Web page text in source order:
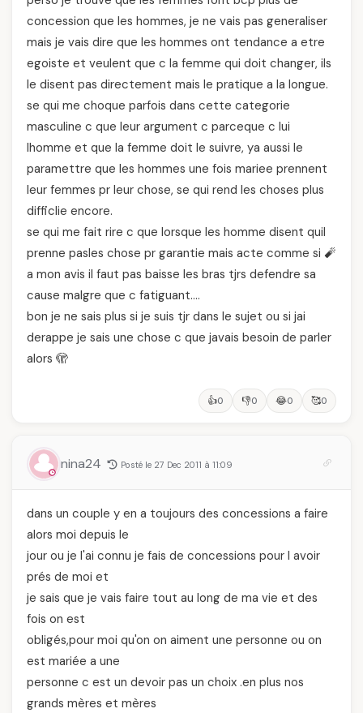
concession que les hommes, je ne vais pas generaliser
mais je vais dire que les hommes ont tendance a etre
egoiste et veulent que c la femme qui doit changer, ils
le disent pas directement mais le pratique a la longue.
se qui me choque parfois dans cette categorie
masculine c que leur argument c parceque c lui
lhomme et que la femme doit le suivre, ya aussi le
paramettre que les hommes une fois mariee prennent
leur femmes pr leur chose, se qui rend les choses plus
difficlie encore.
se qui me fait rire c que lorsque les homme disent quil
prenne pasles chose pr garantie mais acte comme si 🧨
a mon avis il faut pas baisse les bras tjrs defendre sa
cause malgre que c fatiguant….
bon je ne sais plus si je suis tjr dans le sujet ou si jai
derappe je sais une chose c que javais besoin de parler
alors 🫣
👍0 👎0 😂0 🥰0
nina24 Posté le 27 Dec 2011 à 11:09
dans un couple y en a toujours des concessions a faire
alors moi depuis le
jour ou je l'ai connu je fais de concessions pour l avoir
prés de moi et
je sais que je vais faire tout au long de ma vie et des
fois on est
obligés,pour moi qu'on on aiment une personne ou on
est mariée a une
personne c est un devoir pas un choix .en plus nos
grands mères et mères